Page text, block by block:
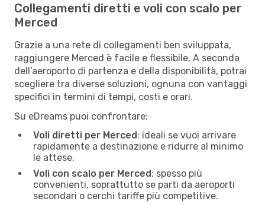
Collegamenti diretti e voli con scalo per
Merced
Grazie a una rete di collegamenti ben sviluppata,
raggiungere Merced è facile e flessibile. A seconda
dell’aeroporto di partenza e della disponibilità, potrai
scegliere tra diverse soluzioni, ognuna con vantaggi
specifici in termini di tempi, costi e orari.
Su eDreams puoi confrontare:
Voli diretti per Merced: ideali se vuoi arrivare
rapidamente a destinazione e ridurre al minimo
le attese.
Voli con scalo per Merced: spesso più
convenienti, soprattutto se parti da aeroporti
secondari o cerchi tariffe più competitive.